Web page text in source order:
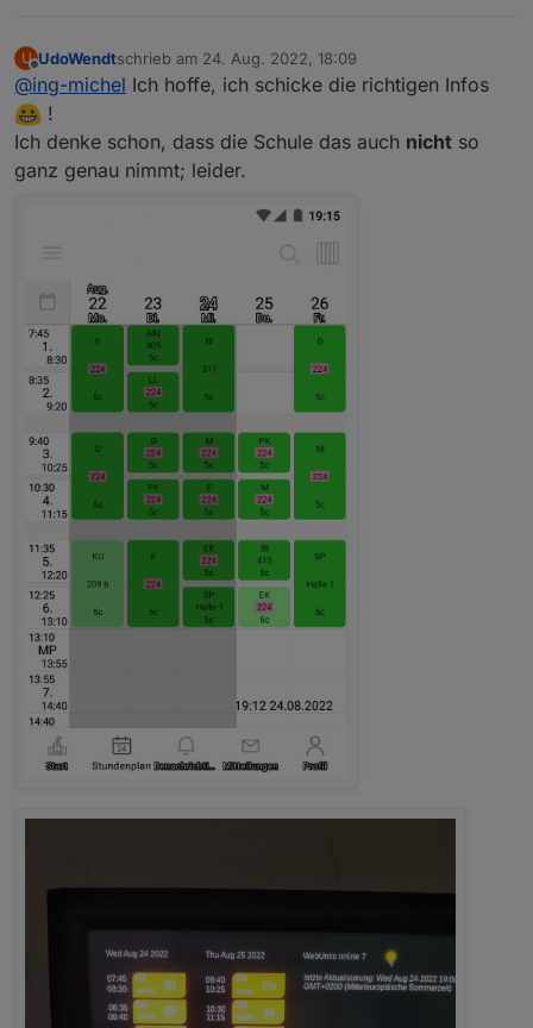
U
Offline
UdoWendtschrieb am 24. Aug. 2022, 18:09
zuletzt editiert von
@ing-michel Ich hoffe, ich schicke die richtigen Infos
!
Ich denke schon, dass die Schule das auch nicht so
ganz genau nimmt; leider.